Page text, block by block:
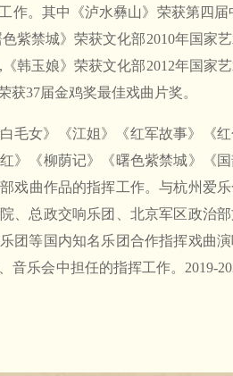
作。其中《泸水彝山》荣获第四
紫禁城》荣获文化部2010年国家
韩玉娘》荣获文化部2012年国家
37届金鸡奖最佳戏曲片奖。
毛女》《江姐》《红军故事》《红
》《柳荫记》《曙色紫禁城》《
戏曲作品的指挥工作。与杭州爱
、总政交响乐团、北京军区政治
团等国内知名乐团合作指挥戏曲
音乐会中担任的指挥工作。2019-